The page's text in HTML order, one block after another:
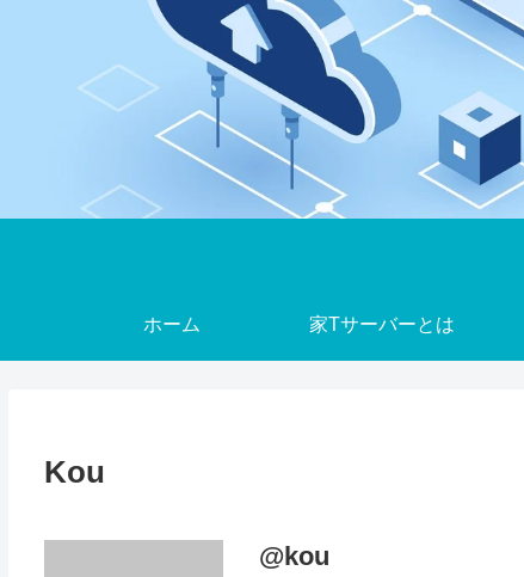
ホーム 家Tサーバーとは
Kou
@kou